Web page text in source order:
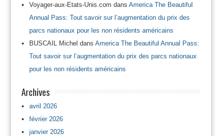
Voyager-aux-Etats-Unis.com dans America The Beautiful
Annual Pass: Tout savoir sur l’augmentation du prix des
parcs nationaux pour les non résidents américains
BUSCAIL Michel dans America The Beautiful Annual Pass:
Tout savoir sur l’augmentation du prix des parcs nationaux
pour les non résidents américains
Archives
avril 2026
février 2026
janvier 2026